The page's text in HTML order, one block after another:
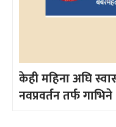
केही महिना अघि
नवप्रवर्तन तर्फ गाभिने